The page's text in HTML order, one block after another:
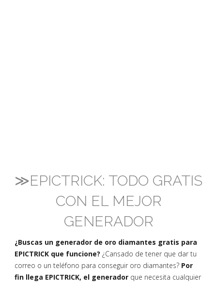
≫EPICTRICK: TODO GRATIS
CON EL MEJOR
GENERADOR
¿Buscas un generador de oro diamantes gratis para
EPICTRICK que funcione? ¿Cansado de tener que dar tu
correo o un teléfono para conseguir oro diamantes? Por
fin llega EPICTRICK, el generador que necesita cualquier